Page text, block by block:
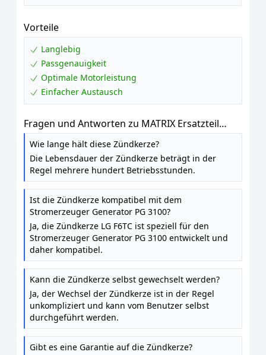
Vorteile
Langlebig
Passgenauigkeit
Optimale Motorleistung
Einfacher Austausch
Fragen und Antworten zu MATRIX Ersatzteil
Zündkerze LG F6TC für Stromerzeuger
Generator PG 3100
Wie lange hält diese Zündkerze?
Die Lebensdauer der Zündkerze beträgt in der
Regel mehrere hundert Betriebsstunden.
Ist die Zündkerze kompatibel mit dem
Stromerzeuger Generator PG 3100?
Ja, die Zündkerze LG F6TC ist speziell für den
Stromerzeuger Generator PG 3100 entwickelt und
daher kompatibel.
Kann die Zündkerze selbst gewechselt werden?
Ja, der Wechsel der Zündkerze ist in der Regel
unkompliziert und kann vom Benutzer selbst
durchgeführt werden.
Gibt es eine Garantie auf die Zündkerze?